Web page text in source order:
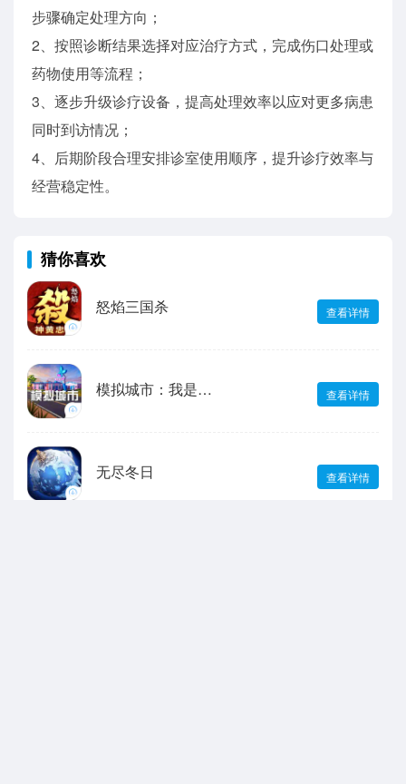
步骤确定处理方向；
2、按照诊断结果选择对应治疗方式，完成伤口处理或
药物使用等流程；
3、逐步升级诊疗设备，提高处理效率以应对更多病患
同时到访情况；
4、后期阶段合理安排诊室使用顺序，提升诊疗效率与
经营稳定性。
猜你喜欢
怒焰三国杀 查看详情
模拟城市：我是市长 查看详情
无尽冬日 查看详情